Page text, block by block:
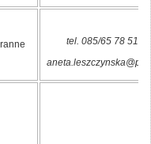
tel. 085/65 78 515